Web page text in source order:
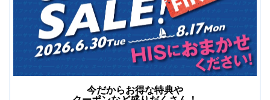
今だからお得な特典や